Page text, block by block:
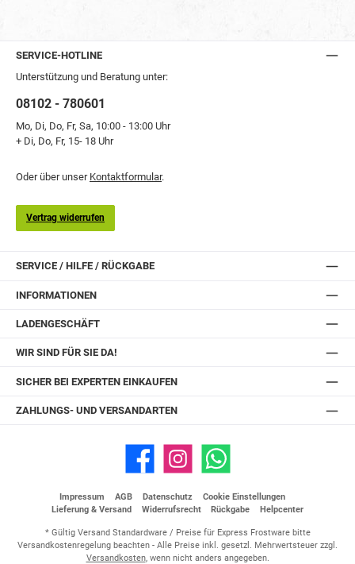
SERVICE-HOTLINE
Unterstützung und Beratung unter:
08102 - 780601
Mo, Di, Do, Fr, Sa, 10:00 - 13:00 Uhr
+ Di, Do, Fr, 15- 18 Uhr
Oder über unser Kontaktformular.
Vertrag widerrufen
SERVICE / HILFE / RÜCKGABE
INFORMATIONEN
LADENGESCHÄFT
WIR SIND FÜR SIE DA!
SICHER BEI EXPERTEN EINKAUFEN
ZAHLUNGS- UND VERSANDARTEN
Facebook Instagram WhatsApp
Impressum AGB Datenschutz
Cookie Einstellungen
Lieferung & Versand
Widerrufsrecht Rückgabe Helpcenter
* Gültig Versand Standardware / Preise für Express Frostware bitte
Versandkostenregelung beachten - Alle Preise inkl. gesetzl. Mehrwertsteuer zzgl.
Versandkosten, wenn nicht anders angegeben.